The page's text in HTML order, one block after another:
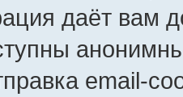
даёт вам
email-